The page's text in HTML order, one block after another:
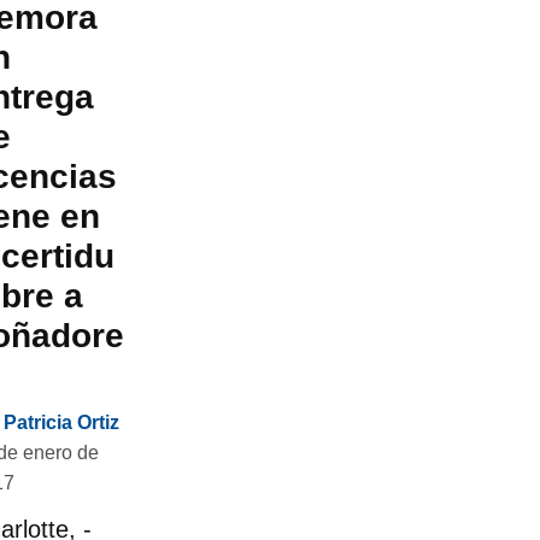
en
a
Patricia Ortiz
enero de
-